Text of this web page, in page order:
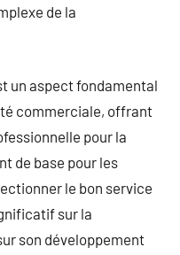
de la
un aspect fondamental
commerciale, offrant
pour la
de base pour les
le bon service
sur la
son développement